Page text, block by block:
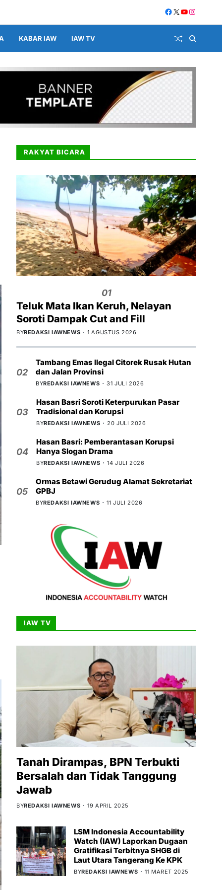
KABAR IAW IAW TV
RAKYAT BICARA
01
Teluk Mata Ikan Keruh, Nelayan
Soroti Dampak Cut and Fill
BYREDAKSI IAWNEWS 1 AGUSTUS 2026
02
Tambang Emas Ilegal Citorek Rusak Hutan
dan Jalan Provinsi
BYREDAKSI IAWNEWS 31 JULI 2026
03
Hasan Basri Soroti Keterpurukan Pasar
Tradisional dan Korupsi
BYREDAKSI IAWNEWS 20 JULI 2026
04
Hasan Basri: Pemberantasan Korupsi
Hanya Slogan Drama
BYREDAKSI IAWNEWS 14 JULI 2026
05
Ormas Betawi Gerudug Alamat Sekretariat
GPBJ
BYREDAKSI IAWNEWS 11 JULI 2026
IAW TV
Tanah Dirampas, BPN Terbukti
Bersalah dan Tidak Tanggung
Jawab
BYREDAKSI IAWNEWS 19 APRIL 2025
LSM Indonesia Accountability
Watch (IAW) Laporkan Dugaan
Gratifikasi Terbitnya SHGB di
Laut Utara Tangerang Ke KPK
BYREDAKSI IAWNEWS 11 MARET 2025